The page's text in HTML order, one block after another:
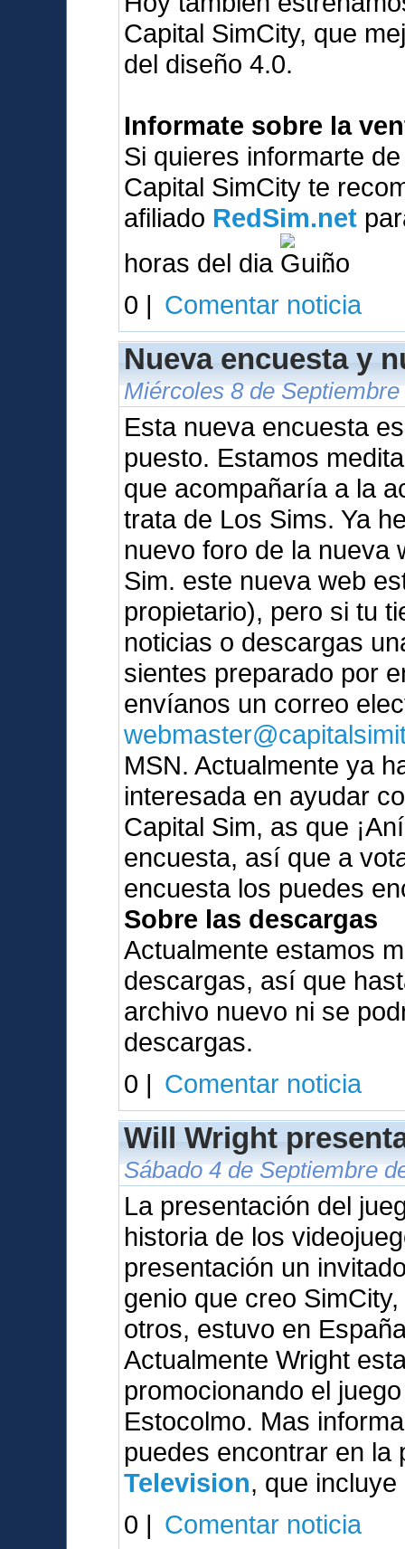
Capital SimCity, que
del diseño 4.0.
Informate sobre la
Si quieres informarte
Capital SimCity te
afiliado RedSim.net
horas del dia
.
0 | Comentar noticia
Nueva encuesta y
Miércoles 8 de
Esta nueva encuesta
puesto. Estamos
que acompañaría a la
trata de Los Sims. Ya
nuevo foro de la nueva
Sim. este nueva web
propietario), pero si tu
noticias o descargas
sientes preparado por
envíanos un correo
MSN. Actualmente ya
interesada en ayudar
Capital Sim, as que
encuesta, así que a
encuesta los puedes
Sobre las descargas
Actualmente estamos
descargas, así que
archivo nuevo ni se
descargas.
0 | Comentar noticia
Will Wright
Sábado 4 de Septiembre
La presentación del
historia de los
presentación un
genio que creo
otros, estuvo en
Actualmente Wright
promocionando el
Estocolmo. Mas
puedes encontrar en
Television, que
0 | Comentar noticia